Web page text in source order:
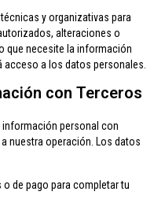
y organizativas para
alteraciones o
que necesite la información
acceso a los datos personales.
con Terceros
información personal con
nuestra operación. Los datos
de pago para completar tu